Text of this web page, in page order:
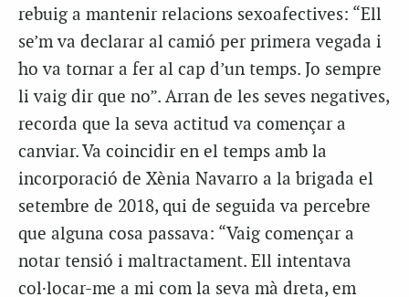
rebuig a mantenir relacions sexoafectives: “Ell
se’m va declarar al camió per primera vegada i
ho va tornar a fer al cap d’un temps. Jo sempre
li vaig dir que no”. Arran de les seves negatives,
recorda que la seva actitud va començar a
canviar. Va coincidir en el temps amb la
incorporació de Xènia Navarro a la brigada el
setembre de 2018, qui de seguida va percebre
que alguna cosa passava: “Vaig començar a
notar tensió i maltractament. Ell intentava
col·locar-me a mi com la seva mà dreta, em